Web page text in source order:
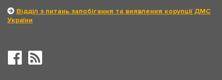
Відділ з питань запобігання та виявлення корупції ДМС
України